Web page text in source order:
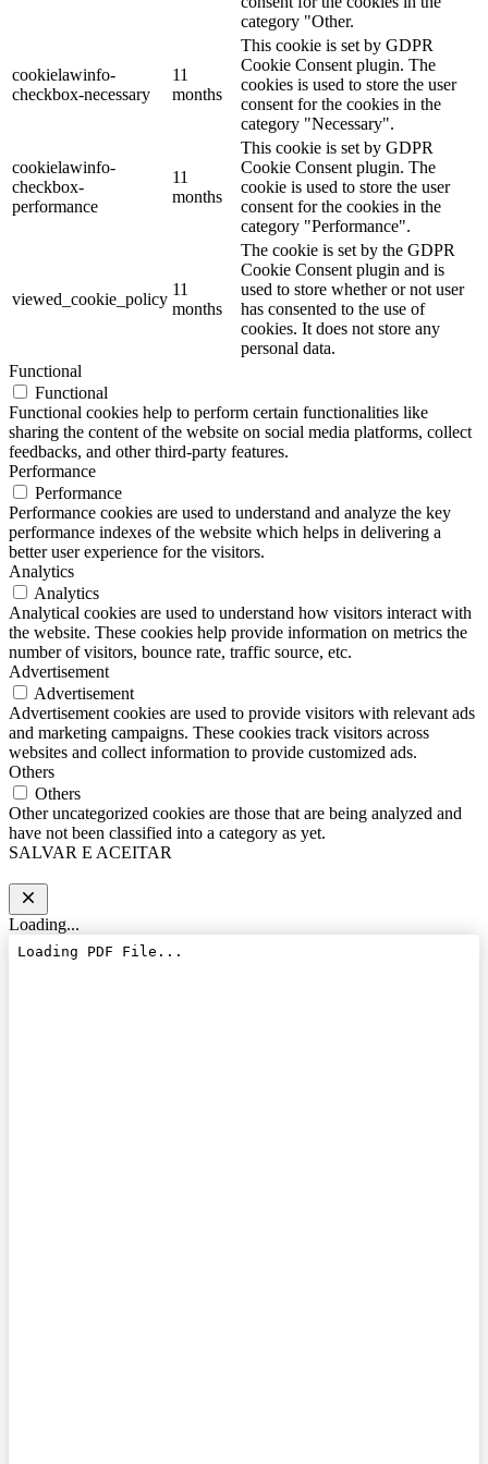
category "Other.
cookielawinfo-
checkbox-necessary
11
months
This cookie is set by GDPR
Cookie Consent plugin. The
cookies is used to store the user
consent for the cookies in the
category "Necessary".
cookielawinfo-
checkbox-
performance
11
months
This cookie is set by GDPR
Cookie Consent plugin. The
cookie is used to store the user
consent for the cookies in the
category "Performance".
viewed_cookie_policy
11
months
The cookie is set by the GDPR
Cookie Consent plugin and is
used to store whether or not user
has consented to the use of
cookies. It does not store any
personal data.
Functional
Functional
Functional cookies help to perform certain functionalities like
sharing the content of the website on social media platforms, collect
feedbacks, and other third-party features.
Performance
Performance
Performance cookies are used to understand and analyze the key
performance indexes of the website which helps in delivering a
better user experience for the visitors.
Analytics
Analytics
Analytical cookies are used to understand how visitors interact with
the website. These cookies help provide information on metrics the
number of visitors, bounce rate, traffic source, etc.
Advertisement
Advertisement
Advertisement cookies are used to provide visitors with relevant ads
and marketing campaigns. These cookies track visitors across
websites and collect information to provide customized ads.
Others
Others
Other uncategorized cookies are those that are being analyzed and
have not been classified into a category as yet.
SALVAR E ACEITAR
Loading...